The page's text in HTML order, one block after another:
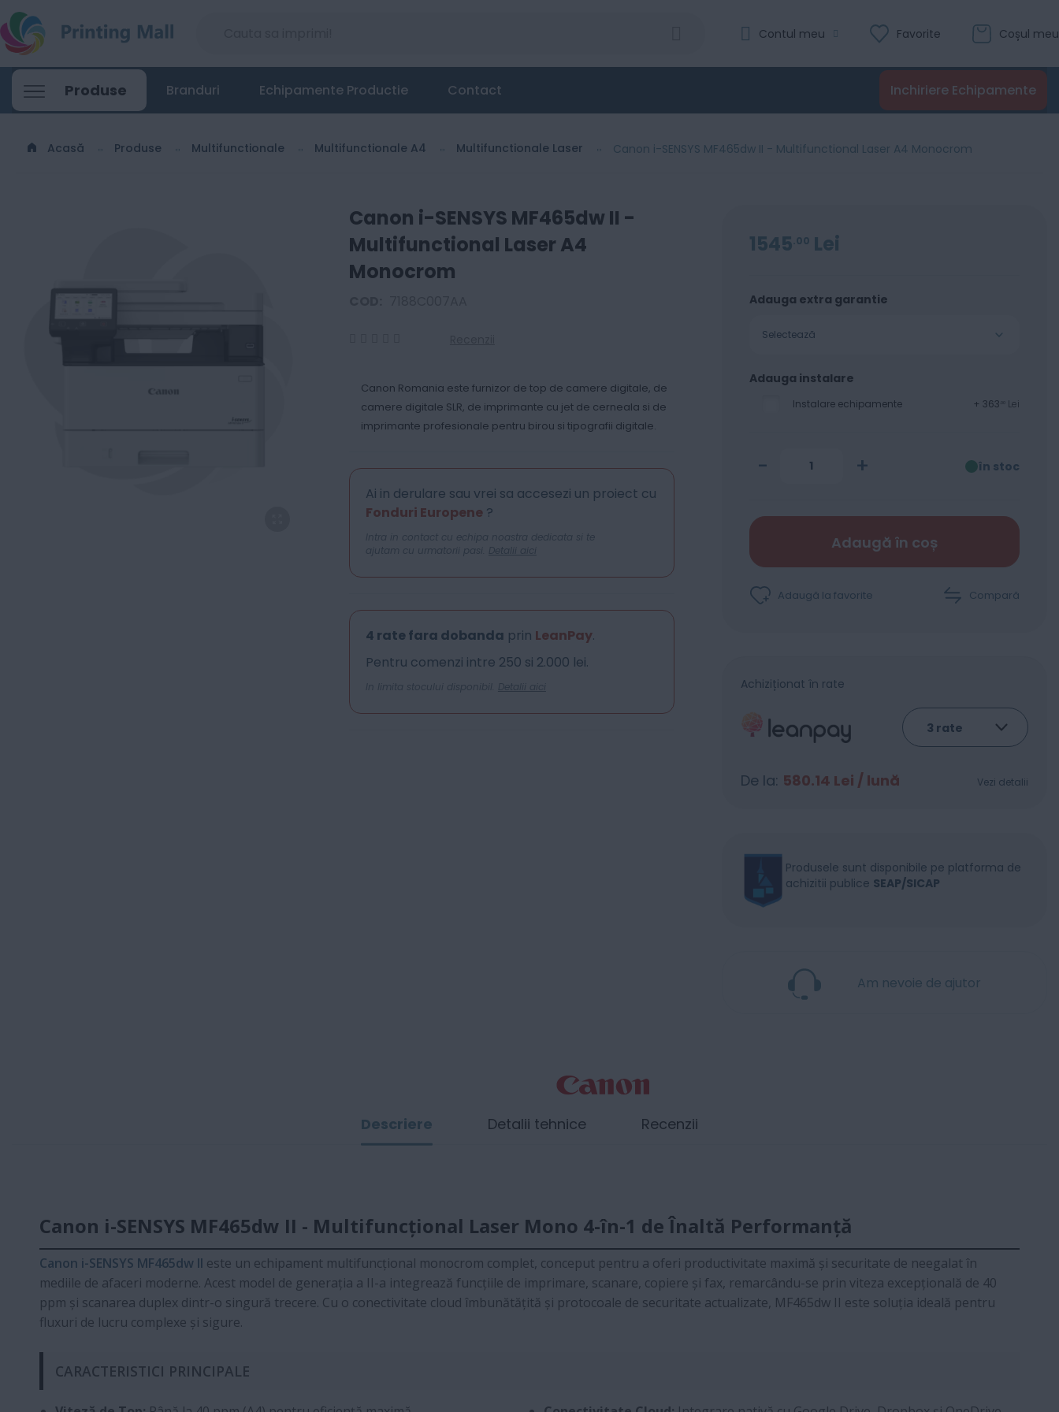
Coșul meu
Favorite
Contul meu
Produse Inchiriere Echipamente
Branduri Echipamente Productie Contact
Acasă Produse Multifunctionale Multifunctionale A4 Multifunctionale Laser Canon i-SENSYS MF465dw II - Multifunctional Laser A4 Monocrom
Canon i-SENSYS MF465dw II -
Multifunctional Laser A4
Monocrom
Canon Romania este furnizor de top de camere digitale, de
camere digitale SLR, de imprimante cu jet de cerneala si de
imprimante profesionale pentru birou si tipografii digitale.
Ai in derulare sau vrei sa accesezi un proiect cu
Fonduri Europene?
Intra in contact cu echipa noastra dedicata si te
ajutam cu urmatorii pasi. Detalii aici
4 rate fara dobanda prin LeanPay.
Pentru comenzi intre 250 si 2.000 lei.
In limita stocului disponibil. Detalii aici
1545 00 Lei
Adauga extra garantie
Selectează
Adauga instalare
Instalare echipamente + 363 Lei
- + în stoc
Adaugă în coș
Adaugă la favorite Compară
Achiziționat în rate
De la: 580.14 Lei / lună Vezi detalii
Produsele sunt disponibile pe platforma de
achizitii publice SEAP/SICAP
Am nevoie de ajutor
Canon i-SENSYS MF465dw II - Multifunctional Laser A4 Monocrom
Evaluare:
0
% of 100
Recenzii
1545 00Lei Adaugă în coș
Descriere
Canon i-SENSYS MF465dw II - Multifuncțional Laser Mono 4-în-1 de Înaltă Performanță
Canon i-SENSYS MF465dw II este un echipament multifuncțional monocrom complet, conceput pentru a oferi productivitate maximă și securitate de neegalat în
mediile de afaceri moderne. Acest model de generația a II-a integrează funcțiile de imprimare, scanare, copiere și fax, remarcându-se prin viteza excepțională de 40
ppm și scanarea duplex dintr-o singură trecere. Cu o conectivitate cloud îmbunătățită și protocoale de securitate actualizate, MF465dw II este soluția ideală pentru
fluxuri de lucru complexe și sigure.
CARACTERISTICI PRINCIPALE
Detalii tehnice Recenzii